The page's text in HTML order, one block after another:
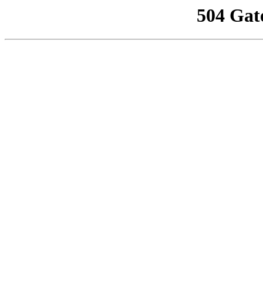
504